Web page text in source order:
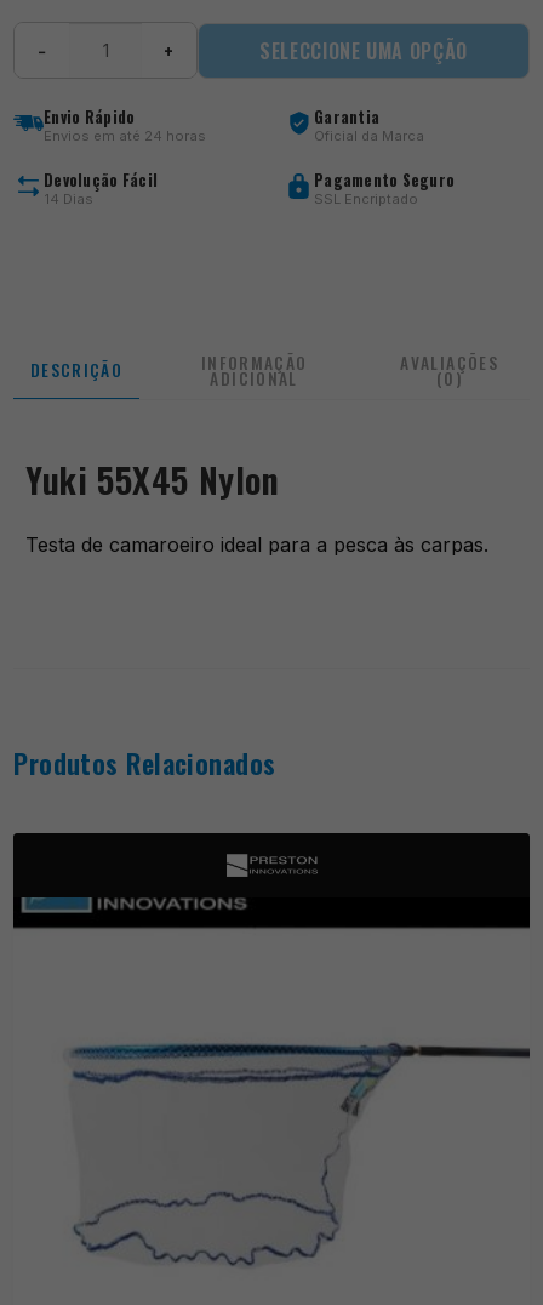
NYLON
− + SELECCIONE UMA OPÇÃO
Envio Rápido
Envios em até 24 horas
Garantia
Oficial da Marca
Devolução Fácil
14 Dias
Pagamento Seguro
SSL Encriptado
DESCRIÇÃO INFORMAÇÃO
ADICIONAL
AVALIAÇÕES
(0)
Yuki 55X45 Nylon
Testa de camaroeiro ideal para a pesca às carpas.
Produtos Relacionados